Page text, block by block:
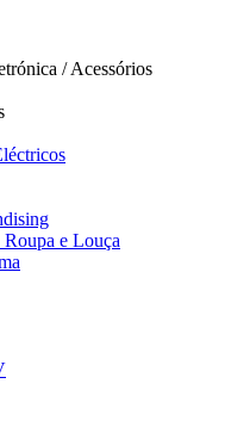
/ Acessórios
e Louça